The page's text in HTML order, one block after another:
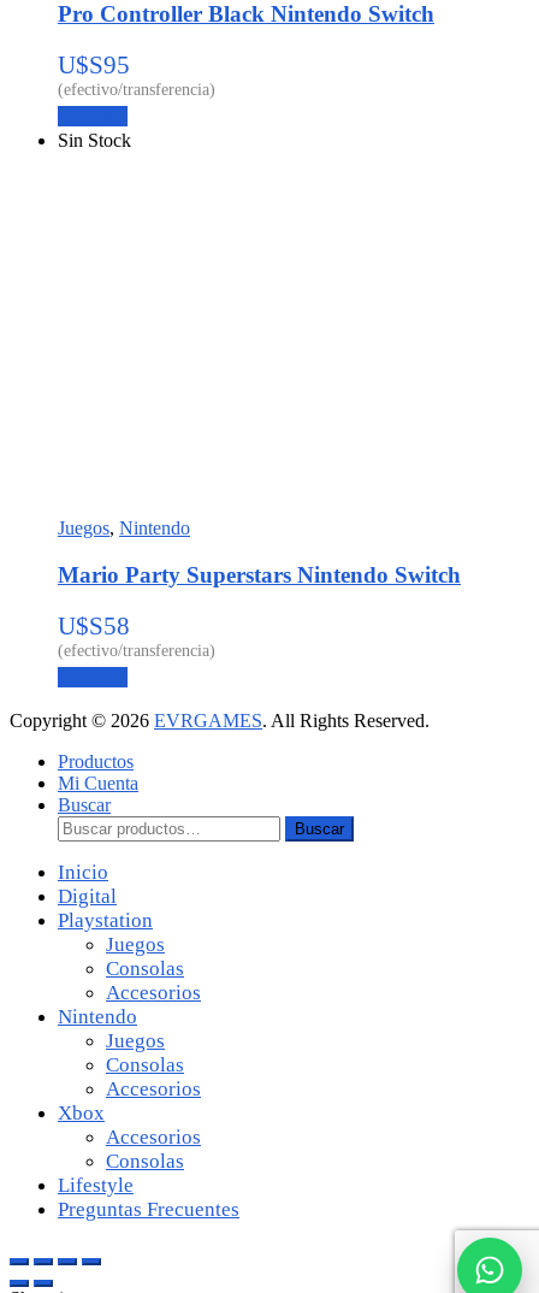
Pro Controller Black Nintendo Switch
U$S95
Sin Stock
Juegos, Nintendo
Mario Party Superstars Nintendo Switch
U$S58
Copyright © 2026 EVRGAMES. All Rights Reserved.
Productos
Mi Cuenta
Buscar
Buscar:
Buscar
Inicio
Digital
Playstation
Juegos
Consolas
Accesorios
Nintendo
Juegos
Consolas
Accesorios
Xbox
Accesorios
Consolas
Lifestyle
Preguntas Frecuentes